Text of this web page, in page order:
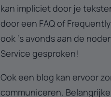
kan impliciet door je
door een FAQ of
ook ‘s avonds aan de
Service gesproken!
Ook een blog kan ervoor
communiceren.